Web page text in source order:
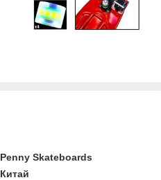
Penny Skateboards
Китай